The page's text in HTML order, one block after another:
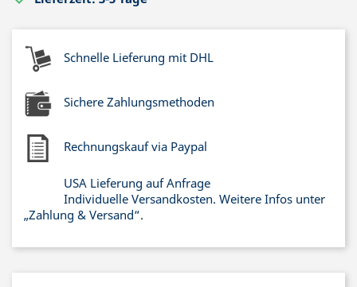
Schnelle Lieferung mit DHL
Sichere Zahlungsmethoden
Rechnungskauf via Paypal
USA Lieferung auf Anfrage
Individuelle Versandkosten. Weitere Infos unter
„Zahlung & Versand“.